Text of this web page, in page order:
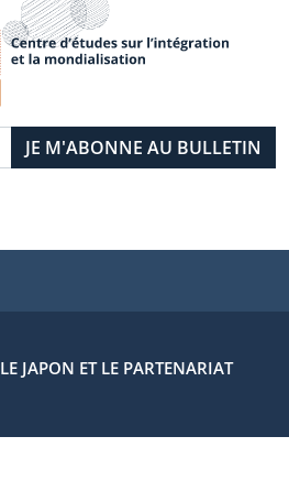
LE JAPON ET LE PARTENARIAT